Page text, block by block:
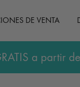
DE VENTA
a partir